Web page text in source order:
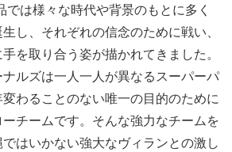
では様々な時代や背景のもとに多く
し、それぞれの信念のために戦い、
を取り合う姿が描かれてきました。
ルズは一人一人が異なるスーパーパ
わることのない唯一の目的のために
チームです。そんな強力なチームを
はいかない強大なヴィランとの激し